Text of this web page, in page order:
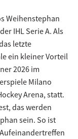
Weihenstephan
IHL Serie A. Als
letzte
ein kleiner Vorteil
2026 im
Milano
Arena, statt.
das werden
sein. So ist